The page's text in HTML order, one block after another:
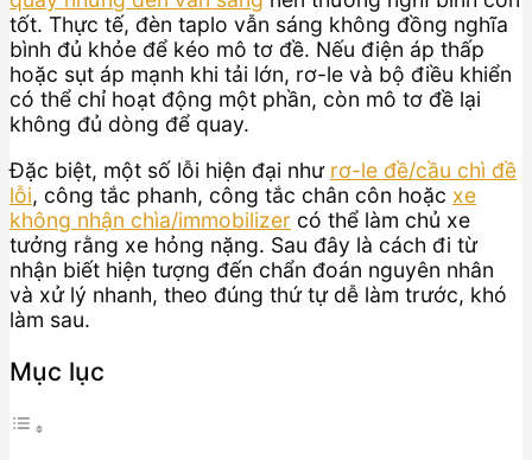
tốt. Thực tế, đèn taplo vẫn sáng không đồng nghĩa
bình đủ khỏe để kéo mô tơ đề. Nếu điện áp thấp
hoặc sụt áp mạnh khi tải lớn, rơ-le và bộ điều khiển
có thể chỉ hoạt động một phần, còn mô tơ đề lại
không đủ dòng để quay.
Đặc biệt, một số lỗi hiện đại như rơ-le đề/cầu chì đề
lỗi, công tắc phanh, công tắc chân côn hoặc xe
không nhận chìa/immobilizer có thể làm chủ xe
tưởng rằng xe hỏng nặng. Sau đây là cách đi từ
nhận biết hiện tượng đến chẩn đoán nguyên nhân
và xử lý nhanh, theo đúng thứ tự dễ làm trước, khó
làm sau.
Mục lục